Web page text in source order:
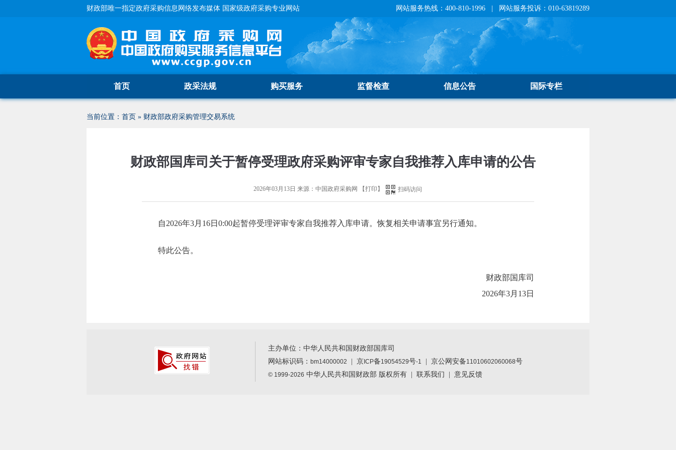
财政部唯一指定政府采购信息网络发布媒体 国家级政府采购专业网站 网站服务热线：400-810-1996 | 网站服务投诉：010-63819289
首页 政采法规 购买服务 监督检查 信息公告 国际专栏
当前位置： 首页 » 财政部政府采购管理交易系统
财政部国库司关于暂停受理政府采购评审专家自我推荐入库申请的公告
2026年03月13日 来源： 中国政府采购网 【打印 】 扫码访问
自2026年3月16日0:00起暂停受理评审专家自我推荐入库申请。恢复相关申请事宜另行通知。
特此公告。
财政部国库司
2026年3月13日
主办单位：中华人民共和国财政部国库司
网站标识码： bm14000002 京 ICP备19054529号-1 | 京公网安备11010602060068号
© 1999-2026 中华人民共和国财政部 版权所有 | 联系我们 意见反馈